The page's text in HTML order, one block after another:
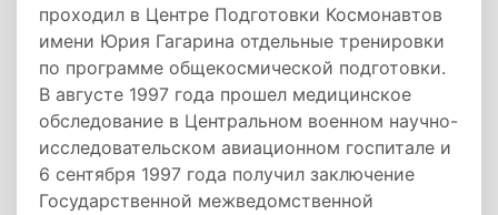
проходил в Центре Подготовки Космонавтов
имени Юрия Гагарина отдельные тренировки
по программе общекосмической подготовки.
В августе 1997 года прошел медицинское
обследование в Центральном военном научно-
исследовательском авиационном госпитале и
6 сентября 1997 года получил заключение
Государственной межведомственной